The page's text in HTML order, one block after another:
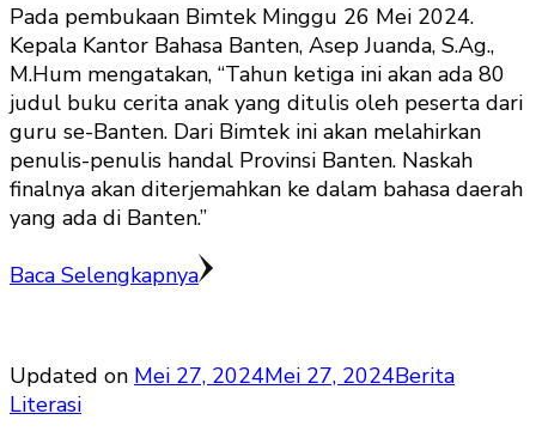
Pada pembukaan Bimtek Minggu 26 Mei 2024.
Kepala Kantor Bahasa Banten, Asep Juanda, S.Ag.,
M.Hum mengatakan, “Tahun ketiga ini akan ada 80
judul buku cerita anak yang ditulis oleh peserta dari
guru se-Banten. Dari Bimtek ini akan melahirkan
penulis-penulis handal Provinsi Banten. Naskah
finalnya akan diterjemahkan ke dalam bahasa daerah
yang ada di Banten.”
Baca Selengkapnya
Updated on Mei 27, 2024Mei 27, 2024Berita
Literasi